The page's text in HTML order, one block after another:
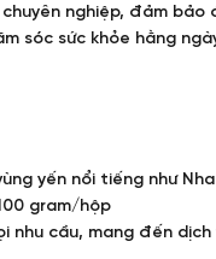
chuyên nghiệp, đảm
sóc sức khỏe hằng
yến nổi tiếng như
gram/hộp
nhu cầu, mang đến